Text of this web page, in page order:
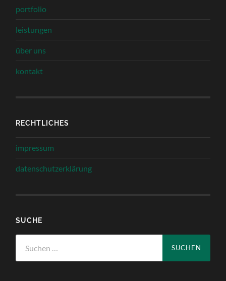
portfolio
leistungen
über uns
kontakt
RECHTLICHES
impressum
datenschutzerklärung
SUCHE
nach: